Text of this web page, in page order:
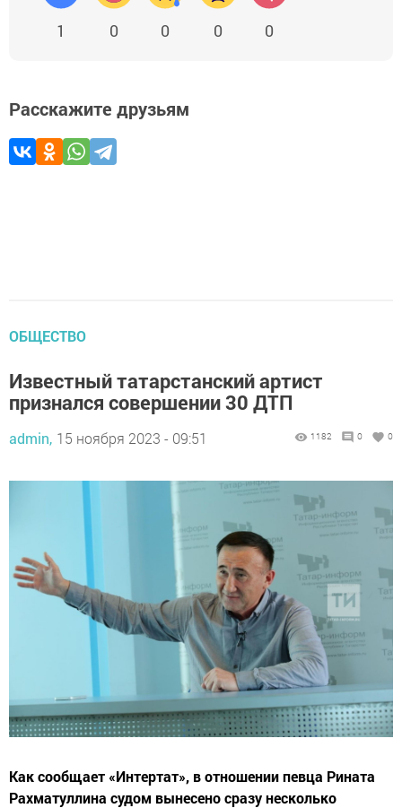
1 0 0 0 0
Расскажите друзьям
ОБЩЕСТВО
Известный татарстанский артист
признался совершении 30 ДТП
admin, 15 ноября 2023 - 09:51 1182 0 0
Как сообщает «Интертат», в отношении певца Рината
Рахматуллина судом вынесено сразу несколько